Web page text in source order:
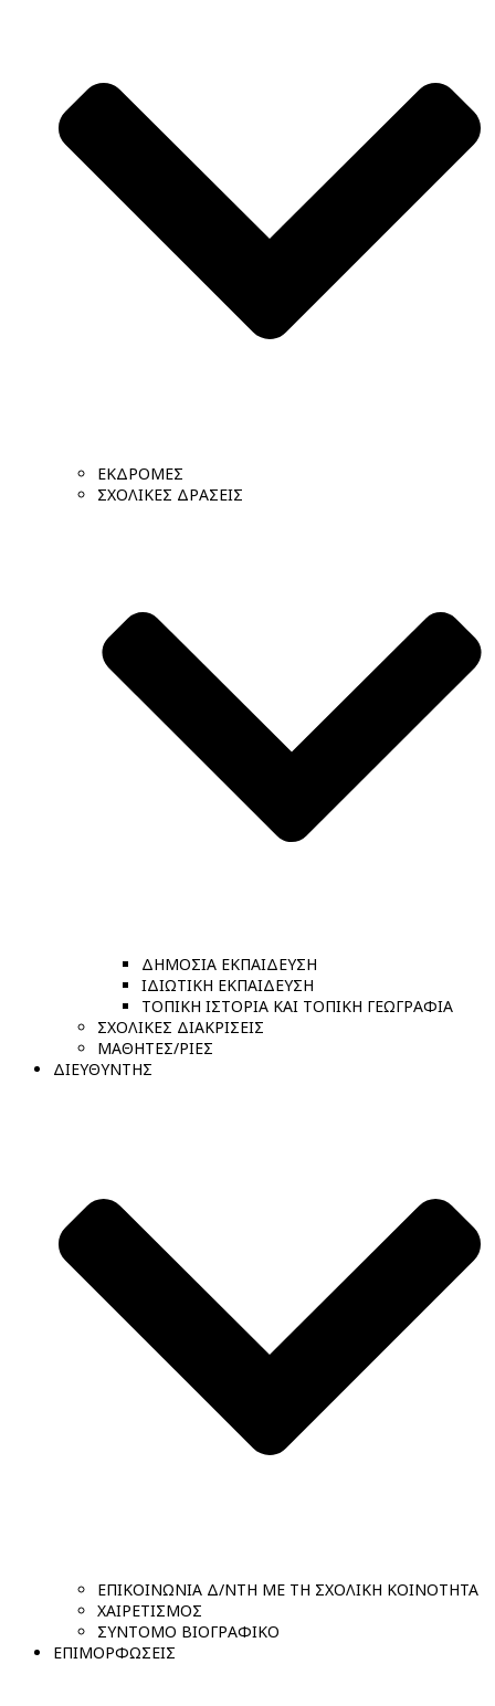
ΕΚΔΡΟΜΕΣ
ΣΧΟΛΙΚΕΣ ΔΡΑΣΕΙΣ
ΔΗΜΟΣΙΑ ΕΚΠΑΙΔΕΥΣΗ
ΙΔΙΩΤΙΚΗ ΕΚΠΑΙΔΕΥΣΗ
ΤΟΠΙΚΗ ΙΣΤΟΡΙΑ ΚΑΙ ΤΟΠΙΚΗ ΓΕΩΓΡΑΦΙΑ
ΣΧΟΛΙΚΕΣ ΔΙΑΚΡΙΣΕΙΣ
ΜΑΘΗΤΕΣ/ΡΙΕΣ
ΔΙΕΥΘΥΝΤΗΣ
ΕΠΙΚΟΙΝΩΝΙΑ Δ/ΝΤΗ ΜΕ ΤΗ ΣΧΟΛΙΚΗ ΚΟΙΝΟΤΗΤΑ
ΧΑΙΡΕΤΙΣΜΟΣ
ΣΥΝΤΟΜΟ ΒΙΟΓΡΑΦΙΚΟ
ΕΠΙΜΟΡΦΩΣΕΙΣ